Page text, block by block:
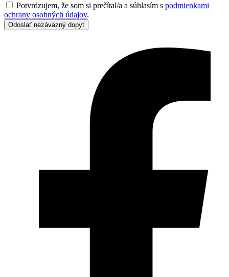
Potvrdzujem, že som si prečítal/a a súhlasím s podmienkami
ochrany osobných údajov.
Odoslať nezáväzný dopyt